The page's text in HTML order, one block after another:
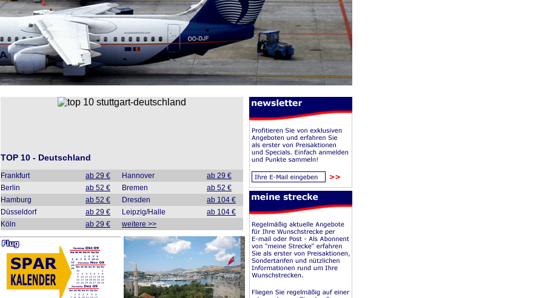
TOP 10 - Deutschland
Frankfurt ab 29 € Hannover
ab 29 €
Berlin
ab 52 € Bremen
ab 52 €
Hamburg
ab 52 € Dresden
ab 104 €
Düsseldorf
ab 29 € Leipzig/Halle
ab 104 €
Köln
ab 29 € weitere >>